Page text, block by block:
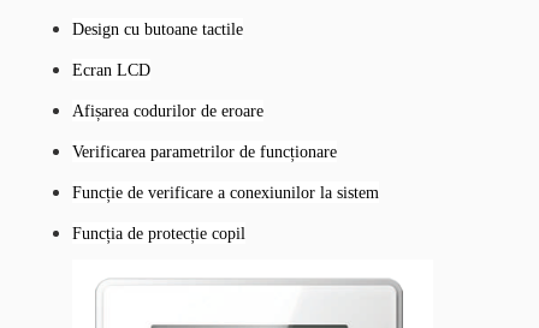
Design cu butoane tactile
Ecran LCD
Afișarea codurilor de eroare
Verificarea parametrilor de funcționare
Funcție de verificare a conexiunilor la sistem
Funcția de protecție copil